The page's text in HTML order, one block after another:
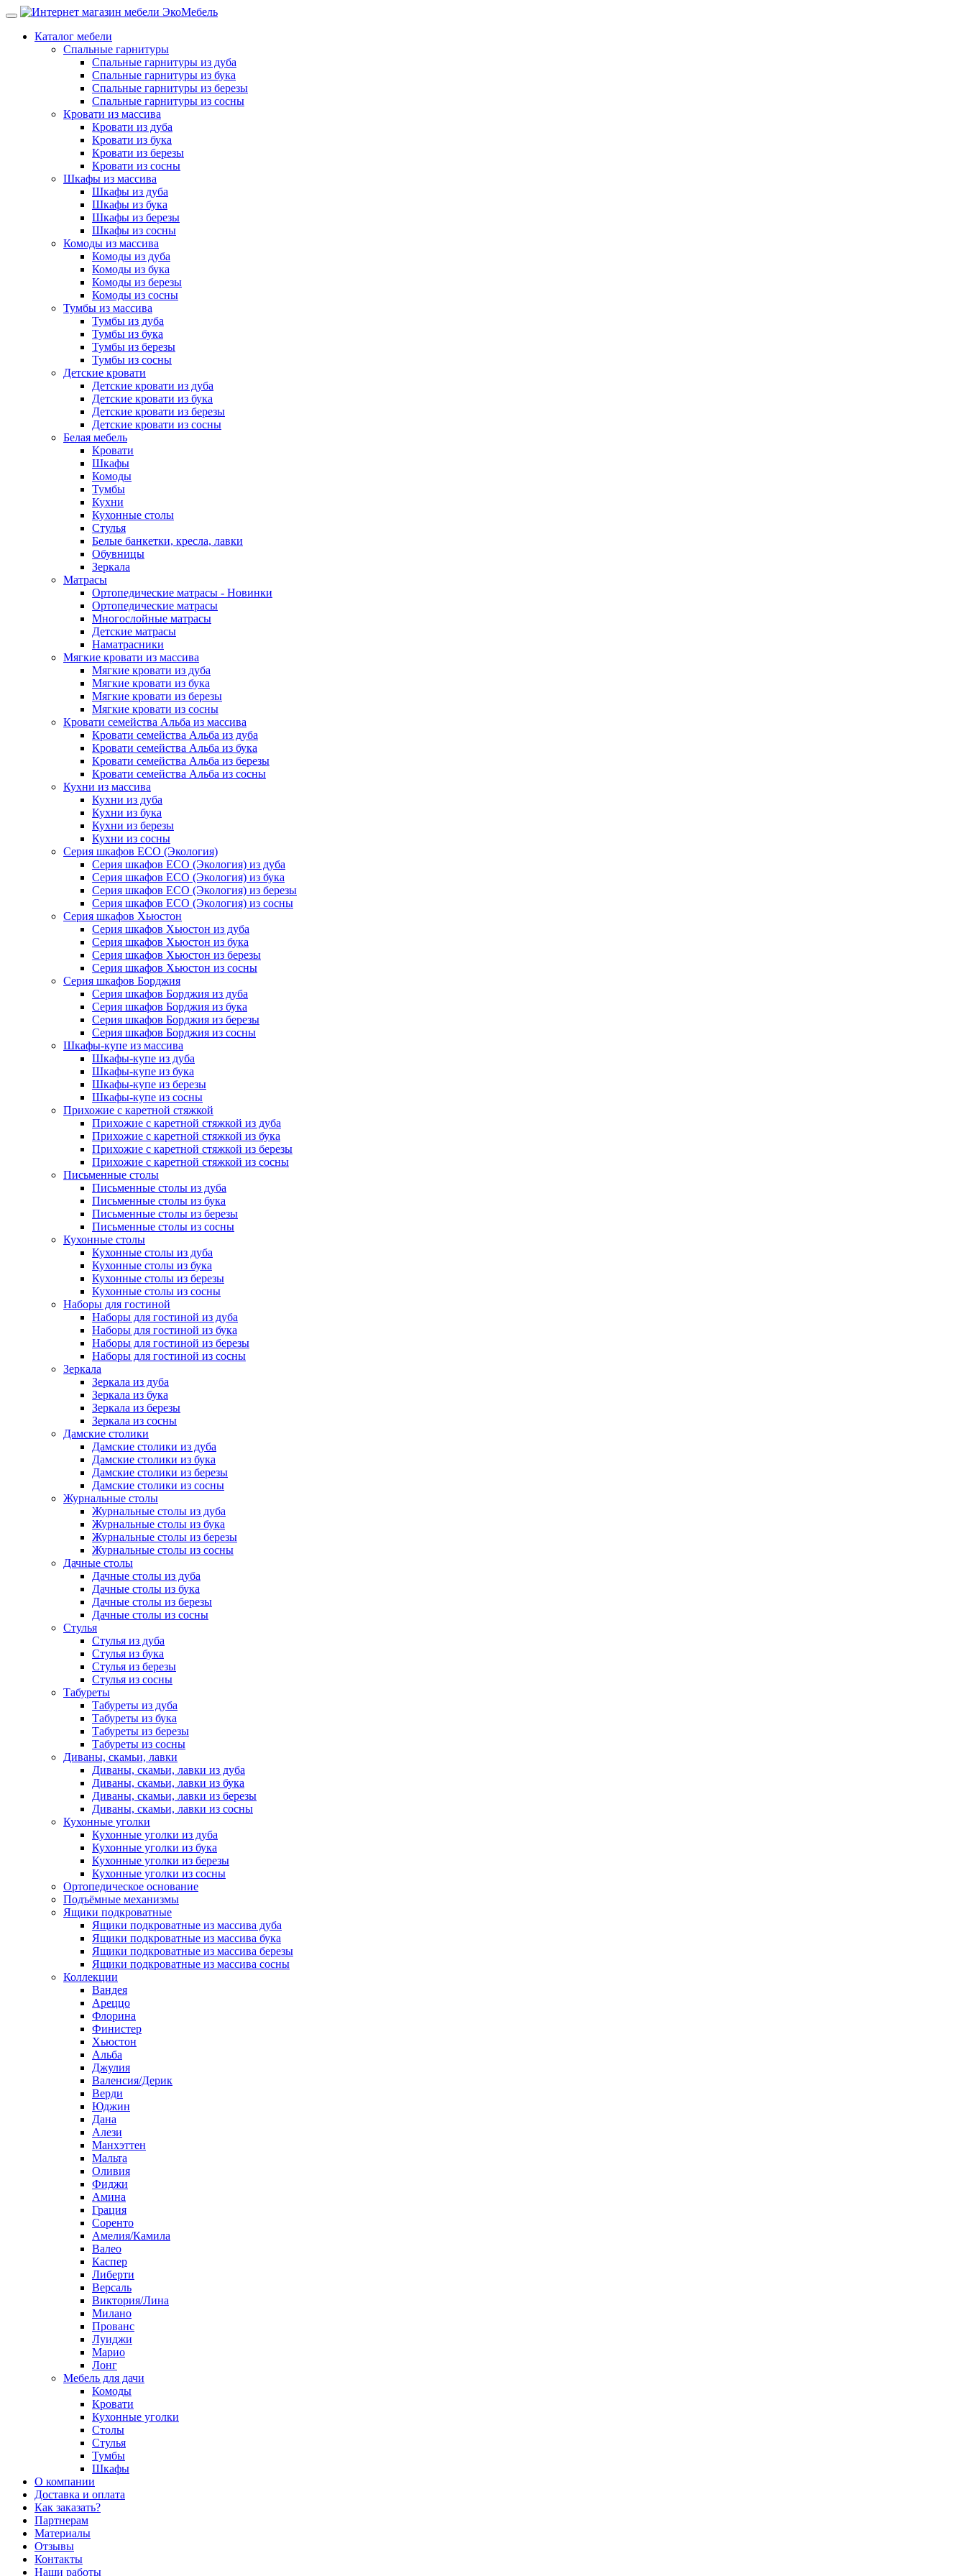
Каталог мебели
Спальные гарнитуры
Спальные гарнитуры из дуба
Спальные гарнитуры из бука
Спальные гарнитуры из березы
Спальные гарнитуры из сосны
Кровати из массива
Кровати из дуба
Кровати из бука
Кровати из березы
Кровати из сосны
Шкафы из массива
Шкафы из дуба
Шкафы из бука
Шкафы из березы
Шкафы из сосны
Комоды из массива
Комоды из дуба
Комоды из бука
Комоды из березы
Комоды из сосны
Тумбы из массива
Тумбы из дуба
Тумбы из бука
Тумбы из березы
Тумбы из сосны
Детские кровати
Детские кровати из дуба
Детские кровати из бука
Детские кровати из березы
Детские кровати из сосны
Белая мебель
Кровати
Шкафы
Комоды
Тумбы
Кухни
Кухонные столы
Стулья
Белые банкетки, кресла, лавки
Обувницы
Зеркала
Матрасы
Ортопедические матрасы - Новинки
Ортопедические матрасы
Многослойные матрасы
Детские матрасы
Наматрасники
Мягкие кровати из массива
Мягкие кровати из дуба
Мягкие кровати из бука
Мягкие кровати из березы
Мягкие кровати из сосны
Кровати семейства Альба из массива
Кровати семейства Альба из дуба
Кровати семейства Альба из бука
Кровати семейства Альба из березы
Кровати семейства Альба из сосны
Кухни из массива
Кухни из дуба
Кухни из бука
Кухни из березы
Кухни из сосны
Серия шкафов ECO (Экология)
Серия шкафов ECO (Экология) из дуба
Серия шкафов ECO (Экология) из бука
Серия шкафов ECO (Экология) из березы
Серия шкафов ECO (Экология) из сосны
Серия шкафов Хьюстон
Серия шкафов Хьюстон из дуба
Серия шкафов Хьюстон из бука
Серия шкафов Хьюстон из березы
Серия шкафов Хьюстон из сосны
Серия шкафов Борджия
Серия шкафов Борджия из дуба
Серия шкафов Борджия из бука
Серия шкафов Борджия из березы
Серия шкафов Борджия из сосны
Шкафы-купе из массива
Шкафы-купе из дуба
Шкафы-купе из бука
Шкафы-купе из березы
Шкафы-купе из сосны
Прихожие с каретной стяжкой
Прихожие с каретной стяжкой из дуба
Прихожие с каретной стяжкой из бука
Прихожие с каретной стяжкой из березы
Прихожие с каретной стяжкой из сосны
Письменные столы
Письменные столы из дуба
Письменные столы из бука
Письменные столы из березы
Письменные столы из сосны
Кухонные столы
Кухонные столы из дуба
Кухонные столы из бука
Кухонные столы из березы
Кухонные столы из сосны
Наборы для гостиной
Наборы для гостиной из дуба
Наборы для гостиной из бука
Наборы для гостиной из березы
Наборы для гостиной из сосны
Зеркала
Зеркала из дуба
Зеркала из бука
Зеркала из березы
Зеркала из сосны
Дамские столики
Дамские столики из дуба
Дамские столики из бука
Дамские столики из березы
Дамские столики из сосны
Журнальные столы
Журнальные столы из дуба
Журнальные столы из бука
Журнальные столы из березы
Журнальные столы из сосны
Дачные столы
Дачные столы из дуба
Дачные столы из бука
Дачные столы из березы
Дачные столы из сосны
Стулья
Стулья из дуба
Стулья из бука
Стулья из березы
Стулья из сосны
Табуреты
Табуреты из дуба
Табуреты из бука
Табуреты из березы
Табуреты из сосны
Диваны, скамьи, лавки
Диваны, скамьи, лавки из дуба
Диваны, скамьи, лавки из бука
Диваны, скамьи, лавки из березы
Диваны, скамьи, лавки из сосны
Кухонные уголки
Кухонные уголки из дуба
Кухонные уголки из бука
Кухонные уголки из березы
Кухонные уголки из сосны
Ортопедическое основание
Подъёмные механизмы
Ящики подкроватные
Ящики подкроватные из массива дуба
Ящики подкроватные из массива бука
Ящики подкроватные из массива березы
Ящики подкроватные из массива сосны
Коллекции
Вандея
Ареццо
Флорина
Финистер
Хьюстон
Альба
Джулия
Валенсия/Дерик
Верди
Юджин
Дана
Алези
Манхэттен
Мальта
Оливия
Фиджи
Амина
Грация
Соренто
Амелия/Камила
Валео
Каспер
Либерти
Версаль
Виктория/Лина
Милано
Прованс
Луиджи
Марио
Лонг
Мебель для дачи
Комоды
Кровати
Кухонные уголки
Столы
Стулья
Тумбы
Шкафы
О компании
Доставка и оплата
Как заказать?
Партнерам
Материалы
Отзывы
Контакты
Наши работы